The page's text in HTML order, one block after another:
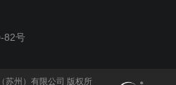
82号
苏州）有限公司 版权所